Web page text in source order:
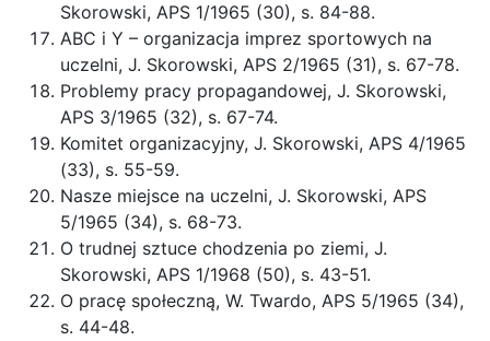
Skorowski, APS 1/1965 (30), s. 84-88.
ABC i Y – organizacja imprez sportowych na
uczelni, J. Skorowski, APS 2/1965 (31), s. 67-78.
Problemy pracy propagandowej, J. Skorowski,
APS 3/1965 (32), s. 67-74.
Komitet organizacyjny, J. Skorowski, APS 4/1965
(33), s. 55-59.
Nasze miejsce na uczelni, J. Skorowski, APS
5/1965 (34), s. 68-73.
O trudnej sztuce chodzenia po ziemi, J.
Skorowski, APS 1/1968 (50), s. 43-51.
O pracę społeczną, W. Twardo, APS 5/1965 (34),
s. 44-48.